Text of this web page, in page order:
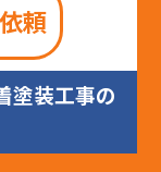
頼
塗装工事の